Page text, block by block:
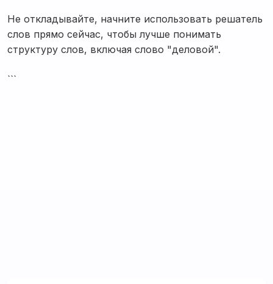
Не откладывайте, начните использовать решатель
слов прямо сейчас, чтобы лучше понимать
структуру слов, включая слово "деловой".
```